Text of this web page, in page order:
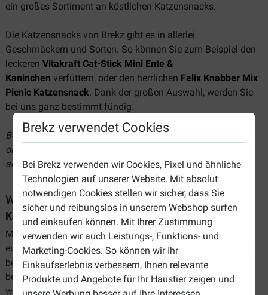
Brekz verwendet Cookies
Bei Brekz verwenden wir Cookies, Pixel und ähnliche
Technologien auf unserer Website. Mit absolut
notwendigen Cookies stellen wir sicher, dass Sie
sicher und reibungslos in unserem Webshop surfen
und einkaufen können. Mit Ihrer Zustimmung
verwenden wir auch Leistungs-, Funktions- und
Marketing-Cookies. So können wir Ihr
Einkaufserlebnis verbessern, Ihnen relevante
Produkte und Angebote für Ihr Haustier zeigen und
ein großes Sortiment an köstlichen Katzensnacks.
Die Katzensnacks von Brekz gibt es in allerlei
Geschmäckern und Sorten. So können Sie zum Beispiel den
leckeren Vitakraft Cat-Stick Mini Ente &
Kaninchen verfüttern, oder den herrlichen Felix Knabber Mix
Picnic Katzensnack. Dank der großen Auswahl, werden Sie
bei uns ganz bestimmt fündig.
Bei Brekz können Sie die leckersten Katzensnacks günstig
online bestellen. Schauen Sie sich schnell unsere Angebote
an.
Warum Katzensnacks? Und welche?
Katzensnacks - gesund snacken
Möchten Sie auch ab und zu Ihre Katze verwöhnen mit
einem Stückchen Huhn oder Nachtisch? Dies lassen Sie am
besten! Besser können Sie geeignete Katzensnacks
besorgen und Ihre Katze hiermit verwöhnen. Katzensnacks
wurden nämlich speziell für Katzen entwickelt. Diese sind